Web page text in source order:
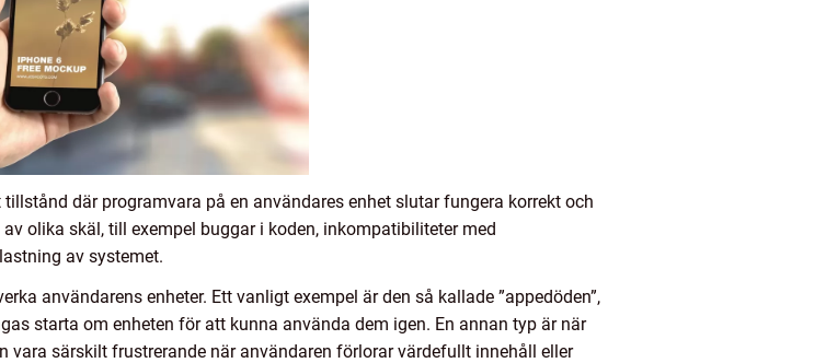
där programvara på en användares enhet slutar fungera korrekt och
olika skäl, till exempel buggar i koden, inkompatibiliteter med
av systemet.
användarens enheter. Ett vanligt exempel är den så kallade ”appedöden”,
starta om enheten för att kunna använda dem igen. En annan typ är när
vara särskilt frustrerande när användaren förlorar värdefullt innehåll eller